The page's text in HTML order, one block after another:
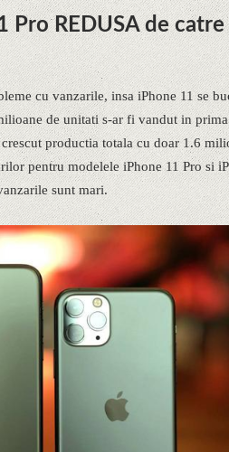
Pro REDUSA de
cu vanzarile, insa iPhone 11 se
de unitati s-ar fi vandut in
productia totala cu doar 1.6
pentru modelele iPhone 11 Pro si
sunt mari.